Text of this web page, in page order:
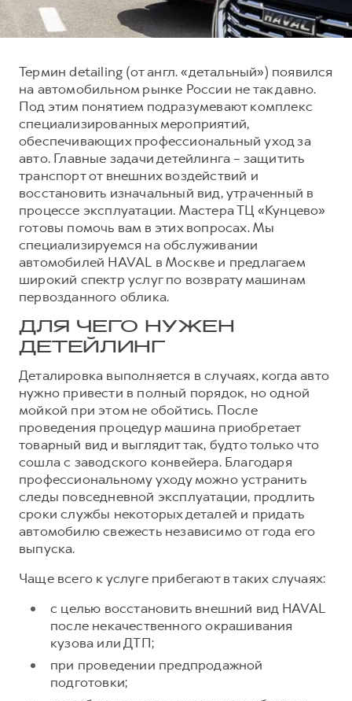
H7
от 3 799 000 ₽ от 4 799 000 ₽
Тест-драйв
КРЕДИТ И СТРАХОВАНИЕ
Кредитный калькулятор
Страхование
Кредит
КОРПОРАТИВНЫМ КЛИЕНТАМ
Для малого бизнеса
Корпоративным клиентам
Крупным корпоративным клиентам
Система управления автопарком
Сервис для корпоративных клиентов
HAVAL Лизинг
АКСЕССУАРЫ HAVAL
Автомобильные аксессуары
Коллекция PRO
Коллекция Базовая
Коллекция Детская
СЕРВИСНОЕ ОБСЛУЖИВАНИЕ
Программа «Помощь на дороге»
Регламенты технического обслуживания
Электронный ПТС
ПОДДЕРЖКА
Гарантия HAVAL
Мобильное приложение GWM
Программа «HAVAL Защита+»
Руководства по эксплуатации
Подписки
АКСЕССУАРЫ HAVAL
Автомобильные аксессуары
Коллекция PRO
Коллекция Базовая
Коллекция Детская
О дилере
Контакты
Термин detailing (от англ. «детальный») появился
на автомобильном рынке России не так давно.
Под этим понятием подразумевают комплекс
специализированных мероприятий,
обеспечивающих профессиональный уход за
авто. Главные задачи детейлинга – защитить
транспорт от внешних воздействий и
восстановить изначальный вид, утраченный в
процессе эксплуатации. Мастера ТЦ «Кунцево»
готовы помочь вам в этих вопросах. Мы
специализируемся на обслуживании
автомобилей HAVAL в Москве и предлагаем
широкий спектр услуг по возврату машинам
первозданного облика.
ДЛЯ ЧЕГО НУЖЕН
ДЕТЕЙЛИНГ
Деталировка выполняется в случаях, когда авто
нужно привести в полный порядок, но одной
мойкой при этом не обойтись. После
проведения процедур машина приобретает
товарный вид и выглядит так, будто только что
сошла с заводского конвейера. Благодаря
профессиональному уходу можно устранить
следы повседневной эксплуатации, продлить
сроки службы некоторых деталей и придать
автомобилю свежесть независимо от года его
выпуска.
Чаще всего к услуге прибегают в таких случаях:
с целью восстановить внешний вид HAVAL
после некачественного окрашивания
кузова или ДТП;
при проведении предпродажной
подготовки;